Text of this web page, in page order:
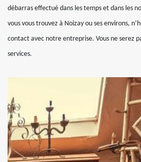
débarras effectué dans les temps et dans les
vous vous trouvez à Noizay ou ses environs,
contact avec notre entreprise. Vous ne serez
services.